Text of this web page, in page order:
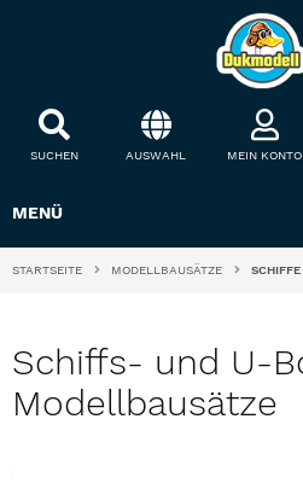
SUCHEN AUSWAHL MEIN KONTO
MENÜ
STARTSEITE MODELLBAUSÄTZE SCHIFFE
Schiffs- und U-
Modellbausätze